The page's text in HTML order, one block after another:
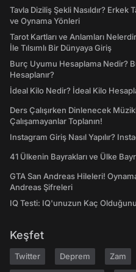
Tavla Diziliş Şekli Nasıldır? Erkek
ve Oynama Yönleri
Tarot Kartları ve Anlamları
İle Tılsımlı Bir Dünyaya Giriş
Burç Uyumu Hesaplama Nedir?
Hesaplanır?
İdeal Kilo Nedir? İdeal Kilo
Ders Çalışırken Dinlenecek
Çalışamayanlar Toplanın!
Instagram Giriş Nasıl Yapılır?
41 Ülkenin Bayrakları ve Ülke
GTA San Andreas Hileleri!
Andreas Şifreleri
IQ Testi: IQ'unuzun Kaç
Keşfet
Twitter Deprem Zam